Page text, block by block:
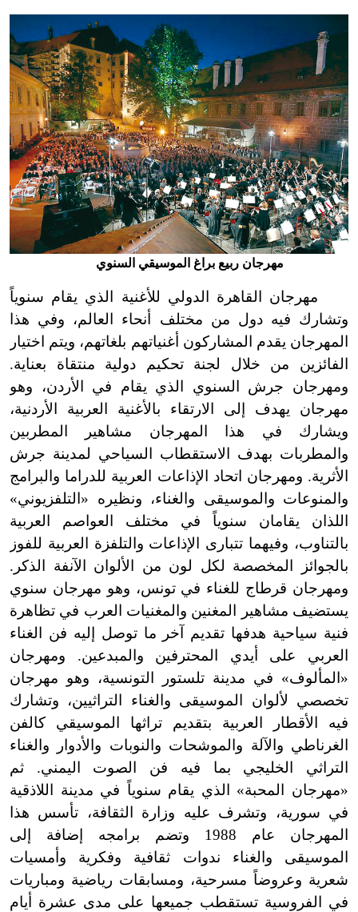
مهرجان ربيع براغ الموسيقي السنوي
مهرجان القاهرة الدولي للأغنية الذي يقام سنوياً
وتشارك فيه دول من مختلف أنحاء العالم، وفي هذا
المهرجان يقدم المشاركون أغنياتهم بلغاتهم، ويتم اختيار
الفائزين من خلال لجنة تحكيم دولية منتقاة بعناية.
ومهرجان جرش السنوي الذي يقام في الأردن، وهو
مهرجان يهدف إلى الارتقاء بالأغنية العربية الأردنية،
ويشارك في هذا المهرجان مشاهير المطربين
والمطربات بهدف الاستقطاب السياحي لمدينة جرش
الأثرية. ومهرجان اتحاد الإذاعات العربية للدراما والبرامج
والمنوعات والموسيقى والغناء، ونظيره «التلفزيوني»
اللذان يقامان سنوياً في مختلف العواصم العربية
بالتناوب، وفيهما تتبارى الإذاعات والتلفزة العربية للفوز
بالجوائز المخصصة لكل لون من الألوان الآنفة الذكر.
ومهرجان قرطاج للغناء في تونس، وهو مهرجان سنوي
يستضيف مشاهير المغنين والمغنيات العرب في تظاهرة
فنية سياحية هدفها تقديم آخر ما توصل إليه فن الغناء
العربي على أيدي المحترفين والمبدعين. ومهرجان
«المألوف» في مدينة تلستور التونسية، وهو مهرجان
تخصصي لألوان الموسيقى والغناء التراثيين، وتشارك
فيه الأقطار العربية بتقديم تراثها الموسيقي كالفن
الغرناطي والآلة والموشحات والنوبات والأدوار والغناء
التراثي الخليجي بما فيه فن الصوت اليمني. ثم
«مهرجان المحبة» الذي يقام سنوياً في مدينة اللاذقية
في سورية، وتشرف عليه وزارة الثقافة، تأسس هذا
المهرجان عام 1988 وتضم برامجه إضافة إلى
الموسيقى والغناء ندوات ثقافية وفكرية وأمسيات
شعرية وعروضاً مسرحية، ومسابقات رياضية ومباريات
في الفروسية تستقطب جميعها على مدى عشرة أيام